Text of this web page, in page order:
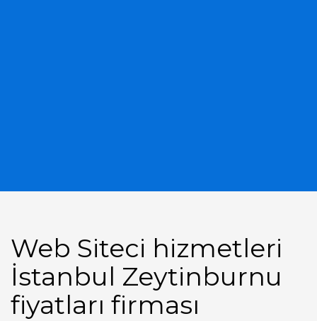
Web Siteci hizmetleri
İstanbul Zeytinburnu
fiyatları firması